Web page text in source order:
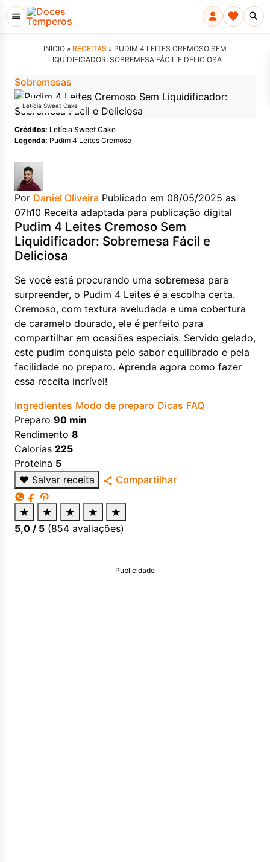
INÍCIO » RECEITAS » PUDIM 4 LEITES CREMOSO SEM
LIQUIDIFICADOR: SOBREMESA FÁCIL E DELICIOSA
Sobremesas
Letícia Sweet Cake
Créditos: Letícia Sweet Cake
Legenda: Pudim 4 Leites Cremoso
Por Daniel Oliveira Publicado em 08/05/2025 as
07h10 Receita adaptada para publicação digital
Pudim 4 Leites Cremoso Sem
Liquidificador: Sobremesa Fácil e
Deliciosa
Se você está procurando uma sobremesa para
surpreender, o Pudim 4 Leites é a escolha certa.
Cremoso, com textura aveludada e uma cobertura
de caramelo dourado, ele é perfeito para
compartilhar em ocasiões especiais. Servido gelado,
este pudim conquista pelo sabor equilibrado e pela
facilidade no preparo. Aprenda agora como fazer
essa receita incrível!
Ingredientes Modo de preparo Dicas FAQ
Preparo 90 min
Rendimento 8
Calorias 225
Proteina 5
♥ Salvar receita Compartilhar
★ ★ ★ ★
★
5,0 / 5 (854 avaliações)
Publicidade